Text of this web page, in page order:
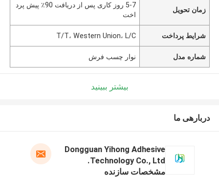
زمان تحویل
5-7 روز کاری پس از دریافت 90٪ پیش پرد
اخت
شرایط پرداخت T/T، Western Union، L/C
شماره مدل نوار چسب فرش
بیشتر ببینید
دربارهی ما
Dongguan Yihong Adhesive
Technology Co., Ltd.
مشخصات سازنده